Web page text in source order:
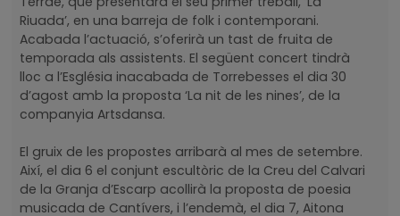
Riuada’, en una barreja de folk i contemporani.
Acabada l’actuació, s’oferirà un tast de fruita de
temporada als assistents. El següent concert tindrà
lloc a l’Església inacabada de Torrebesses el dia 30
d’agost amb la proposta ‘La nit de les nines’, de la
companyia Artsdansa.
El gruix de les propostes arribarà al mes de setembre.
Així, el dia 6 el conjunt escultòric de la Creu del Calvari
de la Granja d’Escarp acollirà la proposta de poesia
musicada de Cantívers, i l’endemà, el dia 7, Aitona